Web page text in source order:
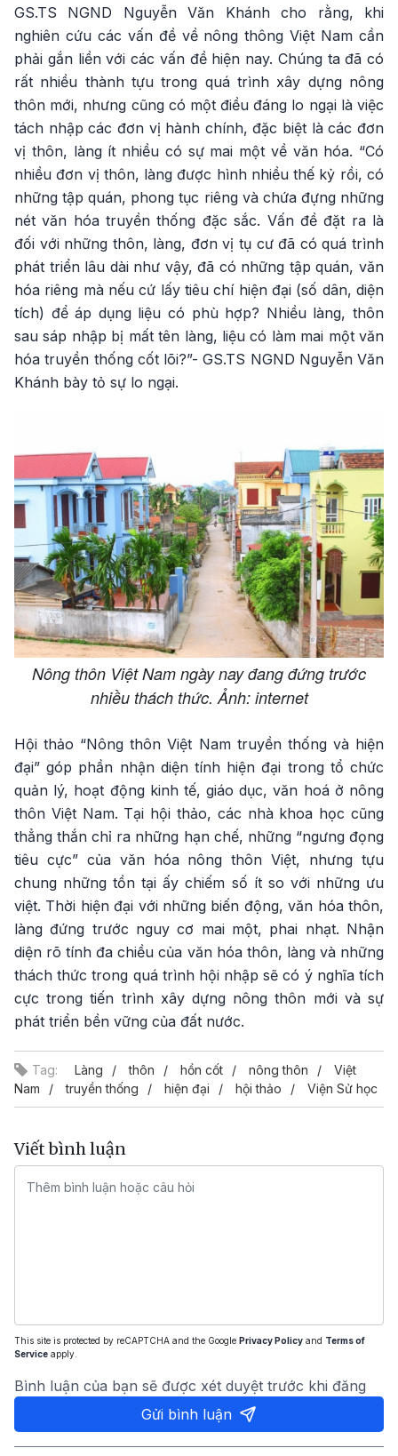
GS.TS NGND Nguyễn Văn Khánh cho rằng, khi
nghiên cứu các vấn đề về nông thông Việt Nam cần
phải gắn liền với các vấn đề hiện nay. Chúng ta đã có
rất nhiều thành tựu trong quá trình xây dựng nông
thôn mới, nhưng cũng có một điều đáng lo ngại là việc
tách nhập các đơn vị hành chính, đặc biệt là các đơn
vị thôn, làng ít nhiều có sự mai một về văn hóa. “Có
nhiều đơn vị thôn, làng được hình nhiều thế kỷ rồi, có
những tập quán, phong tục riêng và chứa đựng những
nét văn hóa truyền thống đặc sắc. Vấn đề đặt ra là
đối với những thôn, làng, đơn vị tụ cư đã có quá trình
phát triển lâu dài như vậy, đã có những tập quán, văn
hóa riêng mà nếu cứ lấy tiêu chí hiện đại (số dân, diện
tích) để áp dụng liệu có phù hợp? Nhiều làng, thôn
sau sáp nhập bị mất tên làng, liệu có làm mai một văn
hóa truyền thống cốt lõi?”- GS.TS NGND Nguyễn Văn
Khánh bày tỏ sự lo ngại.
Nông thôn Việt Nam ngày nay đang đứng trước
nhiều thách thức. Ảnh: internet
Hội thảo “Nông thôn Việt Nam truyền thống và hiện
đại” góp phần nhận diện tính hiện đại trong tổ chức
quản lý, hoạt động kinh tế, giáo dục, văn hoá ở nông
thôn Việt Nam. Tại hội thảo, các nhà khoa học cũng
thẳng thắn chỉ ra những hạn chế, những “ngưng đọng
tiêu cực” của văn hóa nông thôn Việt, nhưng tựu
chung những tồn tại ấy chiếm số ít so với những ưu
việt. Thời hiện đại với những biến động, văn hóa thôn,
làng đứng trước nguy cơ mai một, phai nhạt. Nhận
diện rõ tính đa chiều của văn hóa thôn, làng và những
thách thức trong quá trình hội nhập sẽ có ý nghĩa tích
cực trong tiến trình xây dựng nông thôn mới và sự
phát triển bền vững của đất nước.
Tag: Làng thôn hồn cốt nông thôn
Việt
Nam
truyền thống hiện đại hội thảo Viện Sử học
Viết bình luận
This site is protected by reCAPTCHA and the Google Privacy Policy and Terms of
Service apply.
Bình luận của bạn sẽ được xét duyệt trước khi đăng
Gửi bình luận